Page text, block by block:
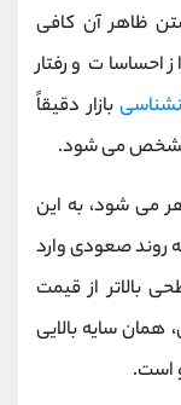
ظاهر آن کافی
احساسات و رفتار
بازار دقیقاً
مشخص می‌ شود.
می‌ شود، به این
روند صعودی وارد
بالاتر از قیمت
سایه بالایی
است.